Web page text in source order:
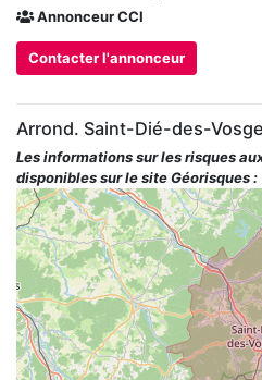
Annonceur CCI
Contacter l'annonceur
Arrond. Saint-Dié-des-
Les informations sur les risques
disponibles sur le site Géorisques :